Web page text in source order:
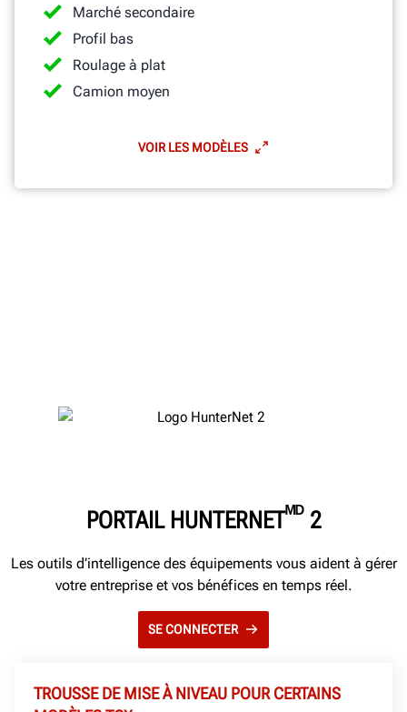
Marché secondaire
Profil bas
Roulage à plat
Camion moyen
VOIR LES MODÈLES
PORTAIL HUNTERNETᴹᴰ2
Les outils d’intelligence des équipements vous aident à gérer
votre entreprise et vos bénéfices en temps réel.
SE CONNECTER
TROUSSE DE MISE À NIVEAU POUR CERTAINS